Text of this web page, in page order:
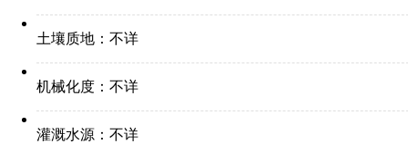
土壤质地： 不详
机械化度： 不详
灌溉水源： 不详